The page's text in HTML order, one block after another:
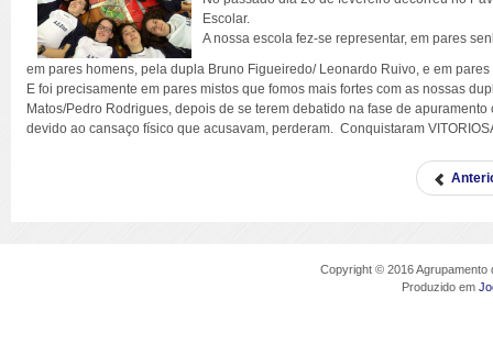
Escolar.
A nossa escola fez-se representar, em pares
em pares homens, pela dupla Bruno Figueiredo/ Leonardo Ruivo, e em
E foi precisamente em pares mistos que fomos mais fortes com as nossas
Matos/Pedro Rodrigues, depois de se terem debatido na fase de
devido ao cansaço físico que acusavam, perderam. Conquistaram
Copyright © 2016
Produzido em